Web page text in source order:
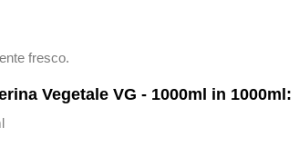
fresco.
Vegetale VG - 1000ml in 1000ml: